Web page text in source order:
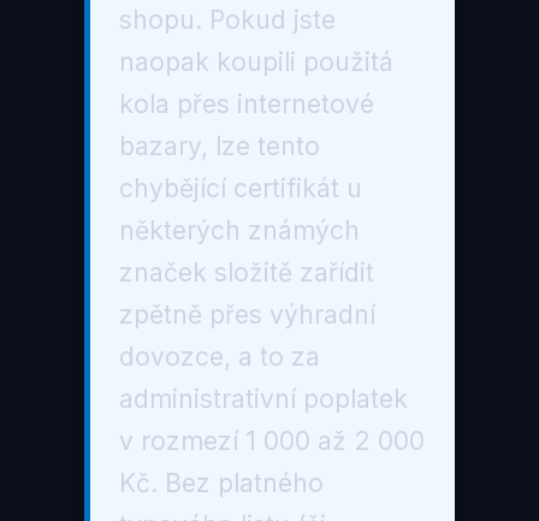
shopu. Pokud jste
naopak koupili použitá
kola přes internetové
bazary, lze tento
chybějící certifikát u
některých známých
značek složitě zařídit
zpětně přes výhradní
dovozce, a to za
administrativní poplatek
v rozmezí 1 000 až 2 000
Kč. Bez platného